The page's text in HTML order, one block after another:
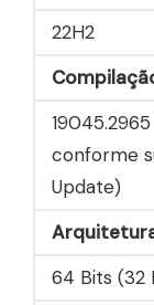
22H2
conforme
Update)
64 Bits (32